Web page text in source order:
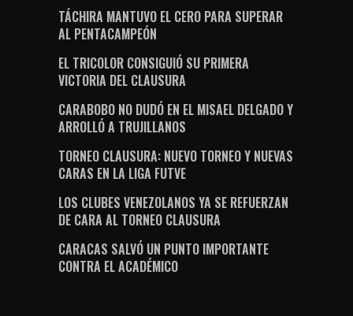
TÁCHIRA MANTUVO EL CERO PARA SUPERAR
AL PENTACAMPEÓN
EL TRICOLOR CONSIGUIÓ SU PRIMERA
VICTORIA DEL CLAUSURA
CARABOBO NO DUDÓ EN EL MISAEL DELGADO Y
ARROLLÓ A TRUJILLANOS
TORNEO CLAUSURA: NUEVO TORNEO Y NUEVAS
CARAS EN LA LIGA FUTVE
LOS CLUBES VENEZOLANOS YA SE REFUERZAN
DE CARA AL TORNEO CLAUSURA
CARACAS SALVÓ UN PUNTO IMPORTANTE
CONTRA EL ACADÉMICO